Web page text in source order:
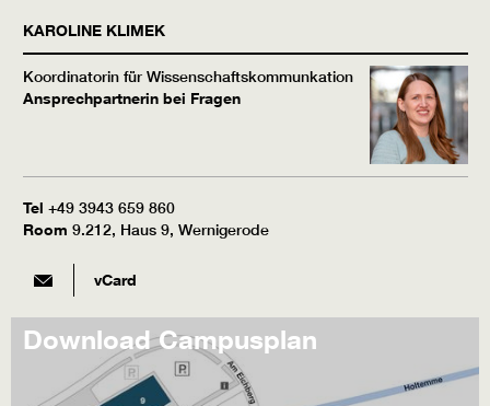
KAROLINE KLIMEK
Koordinatorin für Wissenschaftskommunkation
Ansprechpartnerin bei Fragen
Tel +49 3943 659 860
Room 9.212, Haus 9, Wernigerode
vCard
Download Campusplan